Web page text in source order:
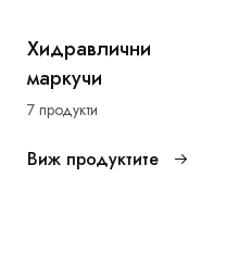
Хидравлични
маркучи
7 продукти
Виж продуктите